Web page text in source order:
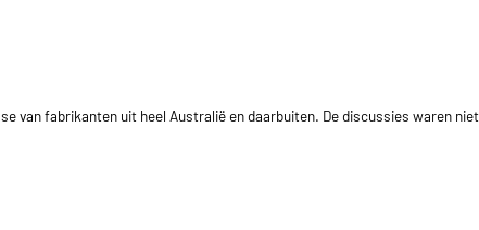
van fabrikanten uit heel Australië en daarbuiten. De discussies waren